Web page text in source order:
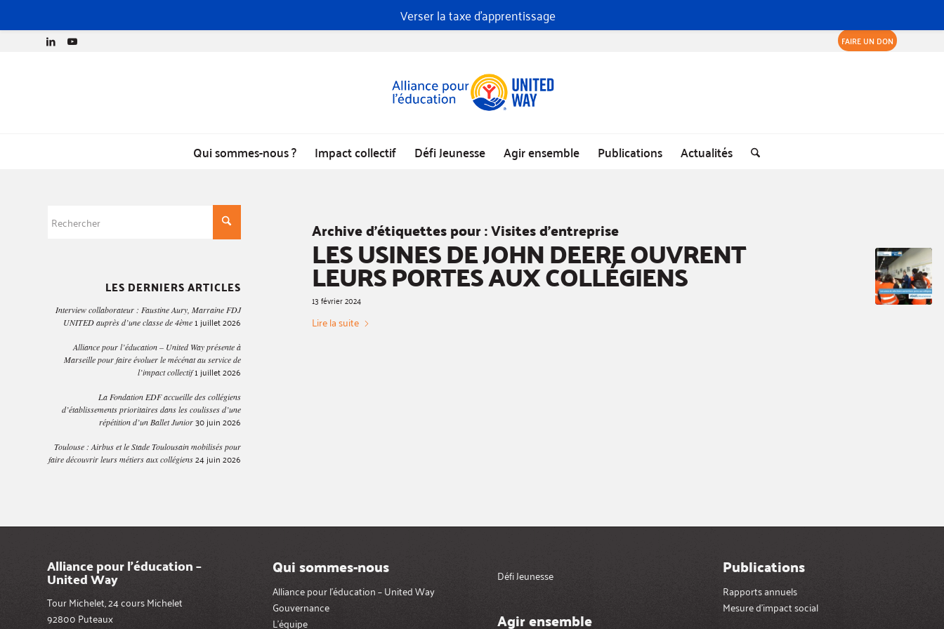
FAIRE UN DON
Qui sommes-nous ? Impact collectif Défi Jeunesse Agir ensemble Publications Actualités
Archive d’étiquettes pour :Visites d’entreprise
LES USINES DE JOHN DEERE OUVRENT
LEURS PORTES AUX COLLÉGIENS
13 février 2024
Lire la suite
LES DERNIERS ARTICLES
Interview collaborateur : Faustine Aury, Marraine FDJ
UNITED auprès d’une classe de 4ème 1 juillet 2026
Alliance pour l’éducation – United Way présente à
Marseille pour faire évoluer le mécénat au service de
l’impact collectif 1 juillet 2026
La Fondation EDF accueille des collégiens
d’établissements prioritaires dans les coulisses d’une
répétition d’un Ballet Junior 30 juin 2026
Toulouse : Airbus et le Stade Toulousain mobilisés pour
faire découvrir leurs métiers aux collégiens 24 juin 2026
Alliance pour l’éducation –
United Way
Tour Michelet, 24 cours Michelet
92800 Puteaux
Qui sommes-nous
Alliance pour l’éducation – United Way
Gouvernance
L’équipe
Défi Jeunesse
Agir ensemble
Publications
Rapports annuels
Mesure d’impact social
Verser la taxe d'apprentissage